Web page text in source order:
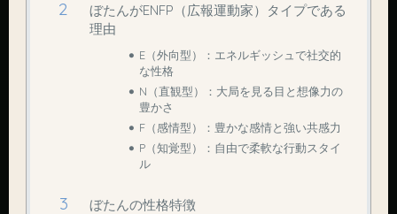
ぼたんがENFP（広報運動家）タイプである
理由
E（外向型）：エネルギッシュで社交的
な性格
N（直観型）：大局を見る目と想像力の
豊かさ
F（感情型）：豊かな感情と強い共感力
P（知覚型）：自由で柔軟な行動スタイ
ル
ぼたんの性格特徴